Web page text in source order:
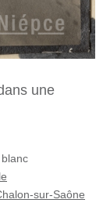
une
sur-Saône